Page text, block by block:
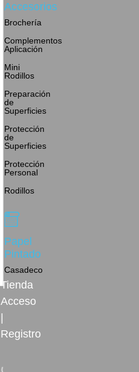
Accesorios
Brochería
Complementos
Aplicación
Mini
Rodillos
Preparación
de
Superficies
Protección
de
Superficies
Protección
Personal
Rodillos
Papel
Pintado
Casadeco
Tienda
Acceso
Registro